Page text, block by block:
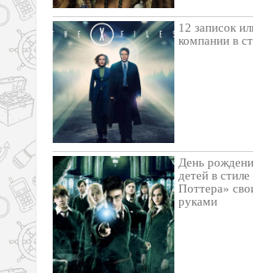
12 записок
компании в
День
детей в
Поттера»
руками